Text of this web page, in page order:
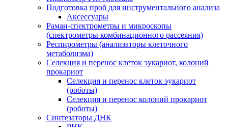
Подготовка проб для инструментального анализа
Аксессуары
Раман-спектрометры и микроскопы
(спектрометры комбинационного рассеяния)
Респирометры (анализаторы клеточного
метаболизма)
Селекция и перенос клеток эукариот, колоний
прокариот
Селекция и перенос клеток эукариот
(роботы)
Селекция и перенос колоний прокариот
(роботы)
Синтезаторы ДНК